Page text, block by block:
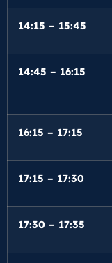
14:15 – 15:45
14:45 – 16:15
16:15 – 17:15
17:15 – 17:30
17:30 – 17:35